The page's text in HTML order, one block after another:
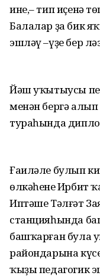
ине,– тип иҫенә
Балалар ҙа бик
эшләү –үҙе бер
Йәш уҡытыусы
менән бергә
тураһында
Ғаиләле булып
өлкәһенең Ирбит
Иптәше Тәлғәт
станцияһында
башҡарған була
райондарына
ҡыҙы педагогик